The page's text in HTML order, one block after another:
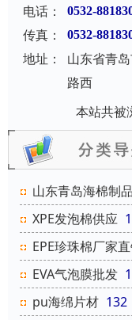
电话： 0532-
传真： 0532-
地址：
山东省青
路西
本站共被
山东青岛海棉制
XPE发泡棉供应
EPE珍珠棉厂家
EVA气泡膜批发
pu海绵片材 132